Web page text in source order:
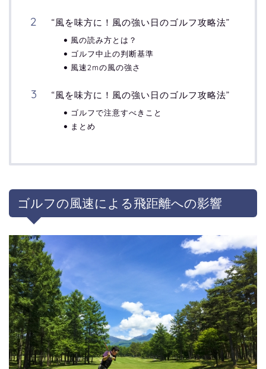
“風を味方に！風の強い日のゴルフ攻略法”
風の読み方とは？
ゴルフ中止の判断基準
風速2mの風の強さ
“風を味方に！風の強い日のゴルフ攻略法”
ゴルフで注意すべきこと
まとめ
ゴルフの風速による飛距離への影響